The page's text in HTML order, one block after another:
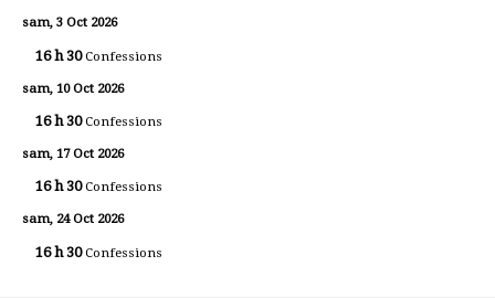
sam, 3 Oct 2026
16 h 30Confessions
sam, 10 Oct 2026
16 h 30Confessions
sam, 17 Oct 2026
16 h 30Confessions
sam, 24 Oct 2026
16 h 30Confessions